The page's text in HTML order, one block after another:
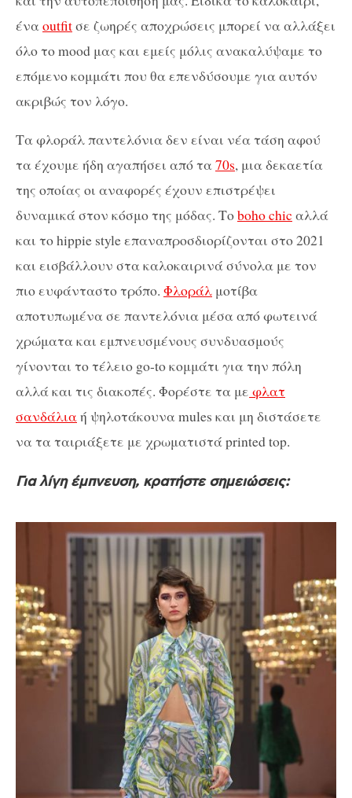
έναoutfitσε ζωηρές αποχρώσεις μπορεί να αλλάξει
όλο το mood μας και εμείς μόλις ανακαλύψαμε το
επόμενο κομμάτι που θα επενδύσουμε για αυτόν
ακριβώς τον λόγο.
Τα φλοράλ παντελόνια δεν είναι νέα τάση αφού
τα έχουμε ήδη αγαπήσει από τα70s, μια δεκαετία
της οποίας οι αναφορές έχουν επιστρέψει
δυναμικά στον κόσμο της μόδας. Τοboho chic αλλά
και το hippie style επαναπροσδιορίζονται στο 2021
και εισβάλλουν στα καλοκαιρινά σύνολα με τον
πιο ευφάνταστο τρόπο. Φλοράλ μοτίβα
αποτυπωμένα σε παντελόνια μέσα από φωτεινά
χρώματα και εμπνευσμένους συνδυασμούς
γίνονται το τέλειο go-to κομμάτι για την πόλη
αλλά και τις διακοπές. Φορέστε τα με φλατ
σανδάλιαή ψηλοτάκουνα mules και μη διστάσετε
να τα ταιριάξετε με χρωματιστά printed top.
Για λίγη έμπνευση, κρατήστε σημειώσεις: